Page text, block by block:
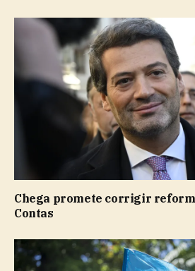
Chega promete corrigir
Contas